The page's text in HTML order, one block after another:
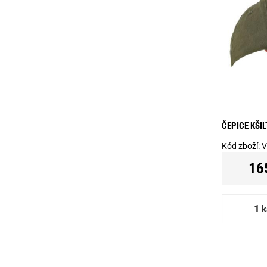
ČEPICE
Kód zboží: